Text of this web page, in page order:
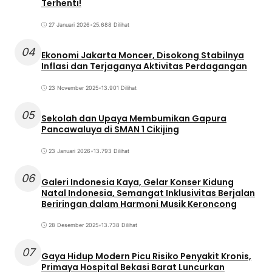
Terhenti!
27 Januari 2026•25.688 Dilihat
04 Ekonomi Jakarta Moncer, Disokong Stabilnya
Inflasi dan Terjaganya Aktivitas Perdagangan
23 November 2025•13.901 Dilihat
05 Sekolah dan Upaya Membumikan Gapura
Pancawaluya di SMAN 1 Cikijing
23 Januari 2026•13.793 Dilihat
06 Galeri Indonesia Kaya, Gelar Konser Kidung
Natal Indonesia, Semangat Inklusivitas Berjalan
Beriringan dalam Harmoni Musik Keroncong
28 Desember 2025•13.738 Dilihat
07
Gaya Hidup Modern Picu Risiko Penyakit Kronis,
Primaya Hospital Bekasi Barat Luncurkan